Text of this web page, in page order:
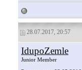
28.07.2017, 20:57
IdupoZemle
Junior Member